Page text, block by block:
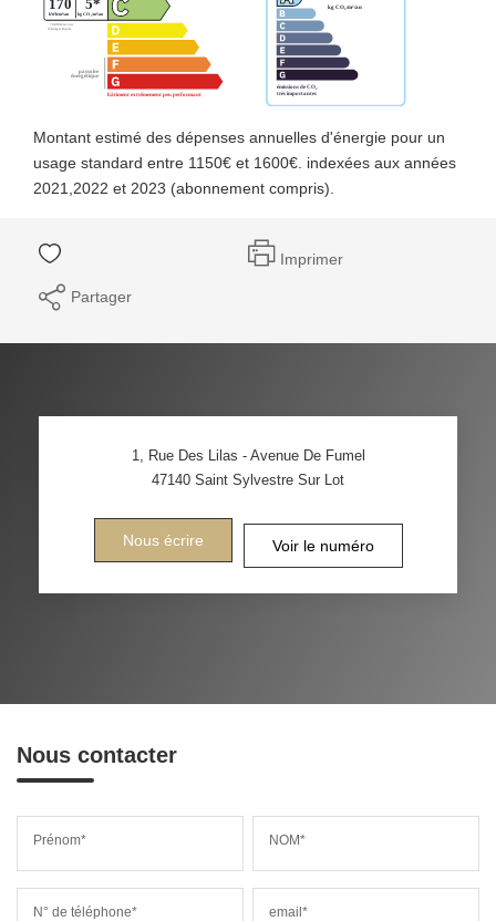
Montant estimé des dépenses annuelles d'énergie pour un
usage standard entre 1150€ et 1600€. indexées aux années
2021,2022 et 2023 (abonnement compris).
Imprimer
Partager
1, Rue Des Lilas - Avenue De Fumel
47140 Saint Sylvestre Sur Lot
Nous écrire Voir le numéro
Nous contacter
Prénom* NOM*
N° de téléphone* email*